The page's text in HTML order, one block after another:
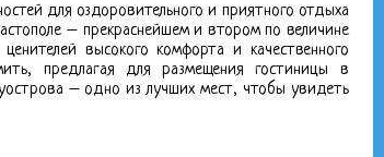
для оздоровительного и приятного отдыха
– прекраснейшем и втором по величине
высокого комфорта и качественного
предлагая для размещения гостиницы в
– одно из лучших мест, чтобы увидеть